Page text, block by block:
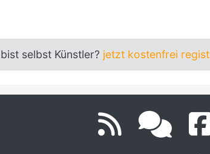
selbst Künstler? jetzt kostenfrei